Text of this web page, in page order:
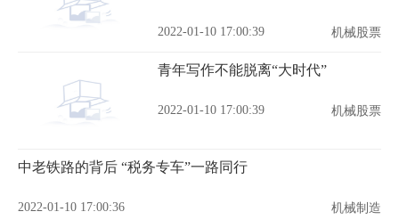
2022-01-10 17:00:39 机械股票
青年写作不能脱离“大时代”
2022-01-10 17:00:39 机械股票
中老铁路的背后 “税务专车”一路同行
2022-01-10 17:00:36 机械制造